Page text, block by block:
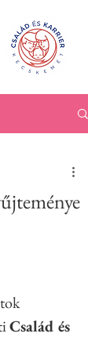
Család és